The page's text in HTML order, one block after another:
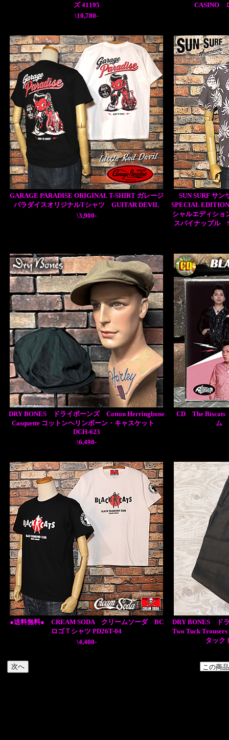
ズ 41195
\10,780-
CASINO
GARAGE PARADISE ORIGINAL T-SHIRT ガレージ
パラダイスオリジナルTシャツ GUITAR DEVIL
\3,900-
SUN SURF サ
SPECIAL
シャルエディシ
スパイナップル
DRY BONES ドライボーンズ Cotton Herringbone
Casquette コットンヘリンボーン・キャスケット
DCH-623
\6,490-
CD The Biscats
ム
●送料無料● CREAM SODA クリームソーダ BC
ロゴＴシャツ PD26T-04
\4,400-
DRY BONES ド
Two Tuck
タック